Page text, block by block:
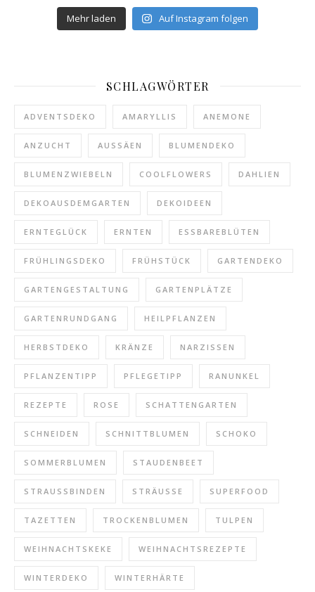
Mehr laden Auf Instagram folgen
SCHLAGWÖRTER
ADVENTSDEKO AMARYLLIS ANEMONE
ANZUCHT AUSSÄEN BLUMENDEKO
BLUMENZWIEBELN COOLFLOWERS DAHLIEN
DEKOAUSDEMGARTEN DEKOIDEEN
ERNTEGLÜCK ERNTEN ESSBAREBLÜTEN
FRÜHLINGSDEKO FRÜHSTÜCK GARTENDEKO
GARTENGESTALTUNG GARTENPLÄTZE
GARTENRUNDGANG HEILPFLANZEN
HERBSTDEKO KRÄNZE NARZISSEN
PFLANZENTIPP PFLEGETIPP RANUNKEL
REZEPTE ROSE SCHATTENGARTEN
SCHNEIDEN SCHNITTBLUMEN SCHOKO
SOMMERBLUMEN STAUDENBEET
STRAUSSBINDEN STRÄUSSE SUPERFOOD
TAZETTEN TROCKENBLUMEN TULPEN
WEIHNACHTSKEKE WEIHNACHTSREZEPTE
WINTERDEKO WINTERHÄRTE